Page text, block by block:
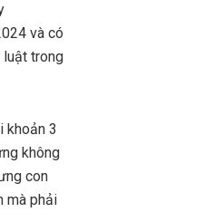
và có
luật trong
khoản 3
không
con
mà phải